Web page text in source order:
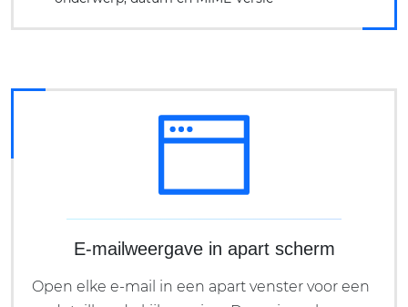
E-mailweergave in apart scherm
Open elke e-mail in een apart venster voor een